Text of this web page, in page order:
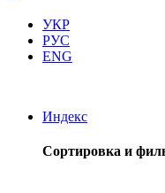
УКР
РУС
ENG
Индекс
Сортировка и